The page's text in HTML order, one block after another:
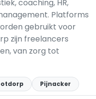
coaching, HR,
Platforms
gebruikt voor
zijn freelancers
van zorg tot
Pijnacker